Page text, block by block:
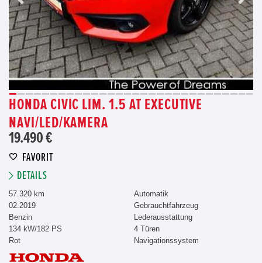
HONDA CIVIC LIM. 1.5 AT EXECUTIVE
NAVI/LED/KAMERA
19.490 €
FAVORIT
DETAILS
57.320 km
02.2019
Benzin
134 kW/182 PS
Rot
Automatik
Gebrauchtfahrzeug
Lederausstattung
4 Türen
Navigationssystem